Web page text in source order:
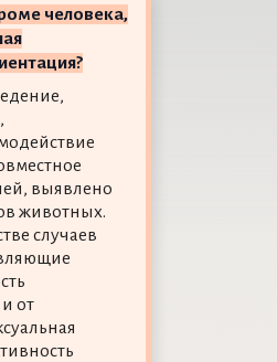
человека,
выявлено
животных.
случаев
от